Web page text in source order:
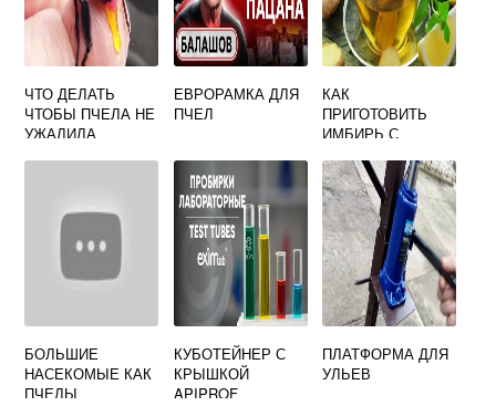
ЧТО ДЕЛАТЬ
ЧТОБЫ ПЧЕЛА НЕ
УЖАЛИЛА
ЕВРОРАМКА ДЛЯ
ПЧЕЛ
КАК
ПРИГОТОВИТЬ
ИМБИРЬ С
ЛИМОНОМ
БОЛЬШИЕ
НАСЕКОМЫЕ КАК
ПЧЕЛЫ
КУБОТЕЙНЕР С
КРЫШКОЙ
APIPROF
ПЛАТФОРМА ДЛЯ
УЛЬЕВ